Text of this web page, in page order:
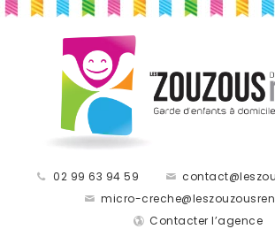
02 99 63 94 59
micro-
Contacter l’agence